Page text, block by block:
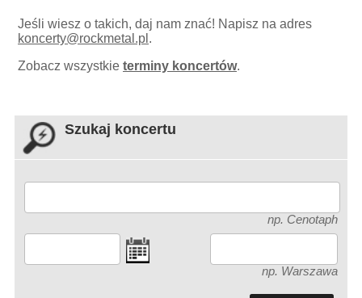
Jeśli wiesz o takich, daj nam znać! Napisz na adres
koncerty@rockmetal.pl .
Zobacz wszystkieterminy koncertów.
Szukaj koncertu
np. Cenotaph
np. Warszawa